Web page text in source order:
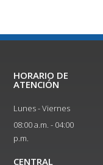
HORARIO DE
ATENCIÓN
Lunes - Viernes
08:00 a.m. - 04:00
p.m.
CENTRAL